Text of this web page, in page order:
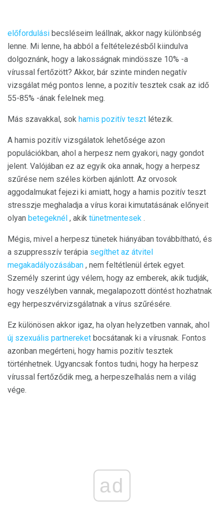
előfordulási becsléseim leállnak, akkor nagy különbség
lenne. Mi lenne, ha abból a feltételezésből kiindulva
dolgoznánk, hogy a lakosságnak mindössze 10% -a
vírussal fertőzött? Akkor, bár szinte minden negatív
vizsgálat még pontos lenne, a pozitív tesztek csak az idő
55-85% -ának felelnek meg.
Más szavakkal, sok hamis pozitív teszt létezik.
A hamis pozitív vizsgálatok lehetősége azon
populációkban, ahol a herpesz nem gyakori, nagy gondot
jelent. Valójában ez az egyik oka annak, hogy a herpesz
szűrése nem széles körben ajánlott. Az orvosok
aggodalmukat fejezi ki amiatt, hogy a hamis pozitív teszt
stresszje meghaladja a vírus korai kimutatásának előnyeit
olyan betegeknél , akik tünetmentesek .
Mégis, mivel a herpesz tünetek hiányában továbbítható, és
a szuppresszív terápia segíthet az átvitel
megakadályozásában , nem feltétlenül értek egyet.
Személy szerint úgy vélem, hogy az emberek, akik tudják,
hogy veszélyben vannak, megalapozott döntést hozhatnak
egy herpeszvérvizsgálatnak a vírus szűrésére.
Ez különösen akkor igaz, ha olyan helyzetben vannak, ahol
új szexuális partnereket bocsátanak ki a vírusnak. Fontos
azonban megérteni, hogy hamis pozitív tesztek
történhetnek. Ugyancsak fontos tudni, hogy ha herpesz
vírussal fertőződik meg, a herpeszelhalás nem a világ
vége.
ad